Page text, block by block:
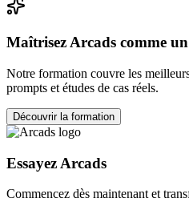
Maîtrisez Arcads comme
Notre formation couvre les
prompts et études de cas réels.
Découvrir la formation
Essayez Arcads
Commencez dès maintenant et